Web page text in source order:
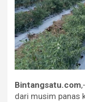
Bintangsatu.com
dari musim panas